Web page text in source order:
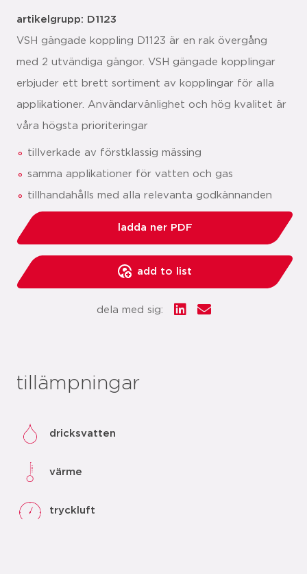
artikelgrupp: D1123
VSH gängade koppling D1123 är en rak övergång
med 2 utvändiga gängor. VSH gängade kopplingar
erbjuder ett brett sortiment av kopplingar för alla
applikationer. Användarvänlighet och hög kvalitet är
våra högsta prioriteringar
tillverkade av förstklassig mässing
samma applikationer för vatten och gas
tillhandahålls med alla relevanta godkännanden
ladda ner PDF
add to list
dela med sig:
tillämpningar
dricksvatten
värme
tryckluft